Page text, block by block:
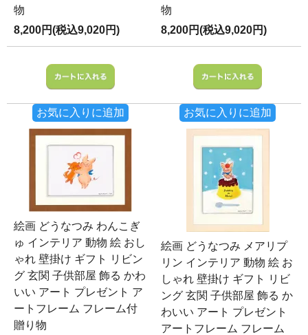
物
8,200円(税込9,020円)
お気に入りに追加
物
8,200円(税込9,020円)
お気に入りに追加
絵画 どうなつみ わんこぎ
ゅ インテリア 動物 絵 おし
ゃれ 壁掛け ギフト リビン
グ 玄関 子供部屋 飾る かわ
いい アート プレゼント ア
ートフレーム フレーム付
贈り物
絵画 どうなつみ メアリプ
リン インテリア 動物 絵 お
しゃれ 壁掛け ギフト リビ
ング 玄関 子供部屋 飾る か
わいい アート プレゼント
アートフレーム フレーム